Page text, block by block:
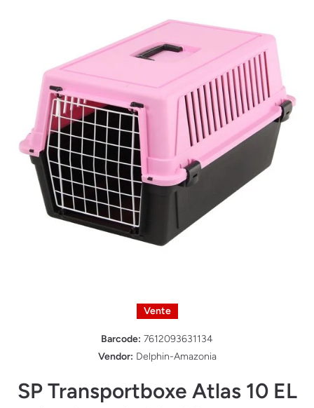
Vente
Barcode: 7612093631134
Vendor: Delphin-Amazonia
SP Transportboxe Atlas 10 EL